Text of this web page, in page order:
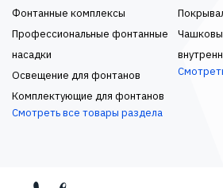
Фонтанные комплексы
Профессиональные фонтанные
насадки
Освещение для фонтанов
Комплектующие для фонтанов
Смотреть все товары раздела